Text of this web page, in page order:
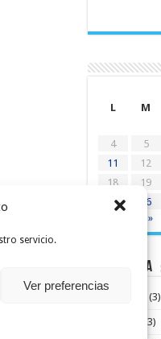
servicio.
Ver preferencias
L
M
4
5
11
12
18
19
25
26
Mar »
Hemeroteca
(3)
(3)